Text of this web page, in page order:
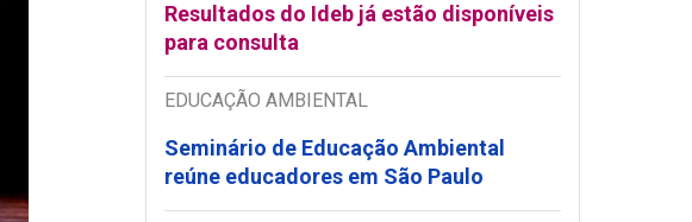
Resultados do Ideb já estão disponíveis
para consulta
EDUCAÇÃO AMBIENTAL
Seminário de Educação Ambiental
reúne educadores em São Paulo